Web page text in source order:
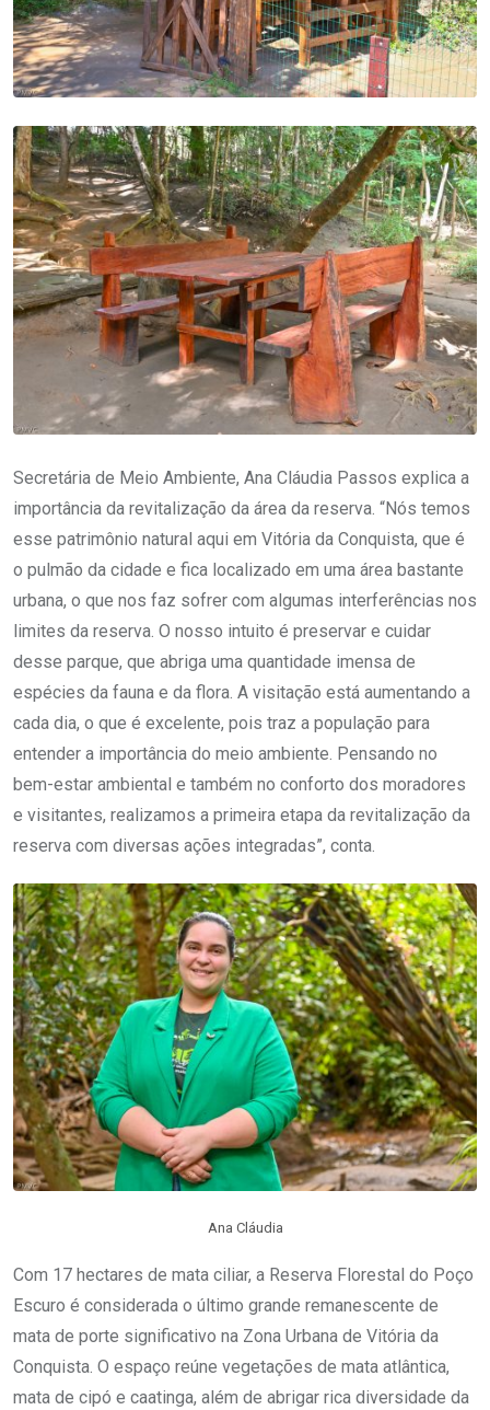
Secretária de Meio Ambiente, Ana Cláudia Passos explica a
importância da revitalização da área da reserva. “Nós temos
esse patrimônio natural aqui em Vitória da Conquista, que é
o pulmão da cidade e fica localizado em uma área bastante
urbana, o que nos faz sofrer com algumas interferências nos
limites da reserva. O nosso intuito é preservar e cuidar
desse parque, que abriga uma quantidade imensa de
espécies da fauna e da flora. A visitação está aumentando a
cada dia, o que é excelente, pois traz a população para
entender a importância do meio ambiente. Pensando no
bem-estar ambiental e também no conforto dos moradores
e visitantes, realizamos a primeira etapa da revitalização da
reserva com diversas ações integradas”, conta.
Ana Cláudia
Com 17 hectares de mata ciliar, a Reserva Florestal do Poço
Escuro é considerada o último grande remanescente de
mata de porte significativo na Zona Urbana de Vitória da
Conquista. O espaço reúne vegetações de mata atlântica,
mata de cipó e caatinga, além de abrigar rica diversidade da